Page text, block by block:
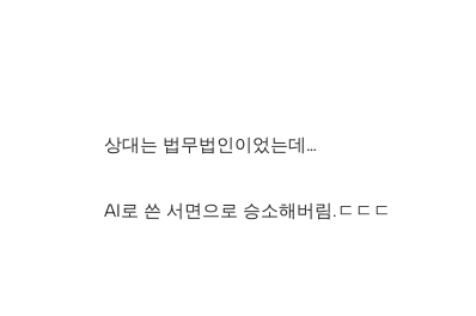
상대는 법무법인이었는데…
AI로 쓴 서면으로 승소해버림.ㄷㄷㄷ